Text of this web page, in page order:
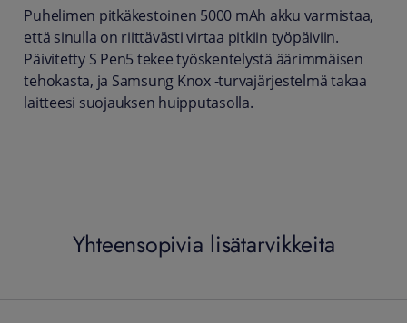
Puhelimen pitkäkestoinen 5000 mAh akku varmistaa,
että sinulla on riittävästi virtaa pitkiin työpäiviin.
Päivitetty S Pen5 tekee työskentelystä äärimmäisen
tehokasta, ja Samsung Knox -turvajärjestelmä takaa
laitteesi suojauksen huipputasolla.
Yhteensopivia lisätarvikkeita